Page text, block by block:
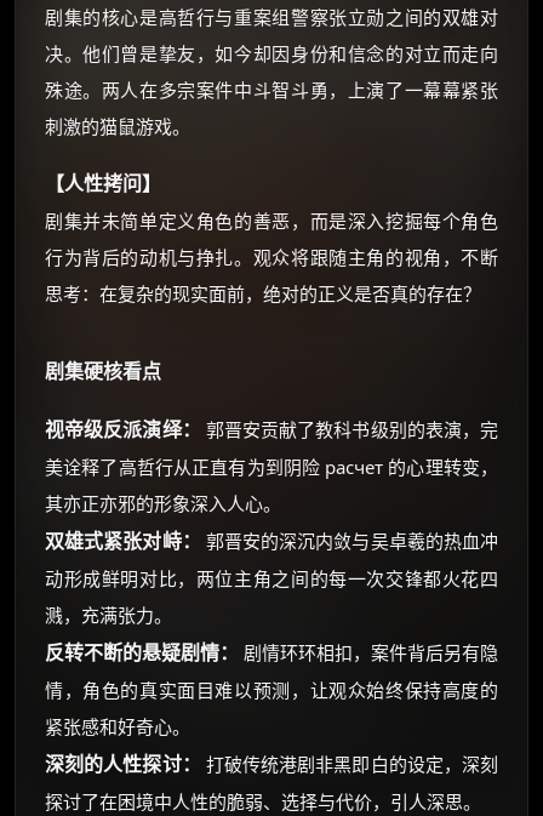
剧集的核心是高哲行与重案组警察张立勋之间的双雄对
决。他们曾是挚友，如今却因身份和信念的对立而走向
殊途。两人在多宗案件中斗智斗勇，上演了一幕幕紧张
刺激的猫鼠游戏。
【人性拷问】
剧集并未简单定义角色的善恶，而是深入挖掘每个角色
行为背后的动机与挣扎。观众将跟随主角的视角，不断
思考：在复杂的现实面前，绝对的正义是否真的存在？
剧集硬核看点
视帝级反派演绎：
郭晋安贡献了教科书级别的表演，完
美诠释了高哲行从正直有为到阴险 расчет 的心理转变，
其亦正亦邪的形象深入人心。
双雄式紧张对峙：
郭晋安的深沉内敛与吴卓羲的热血冲
动形成鲜明对比，两位主角之间的每一次交锋都火花四
溅，充满张力。
反转不断的悬疑剧情：
剧情环环相扣，案件背后另有隐
情，角色的真实面目难以预测，让观众始终保持高度的
紧张感和好奇心。
深刻的人性探讨：
打破传统港剧非黑即白的设定，深刻
探讨了在困境中人性的脆弱、选择与代价，引人深思。